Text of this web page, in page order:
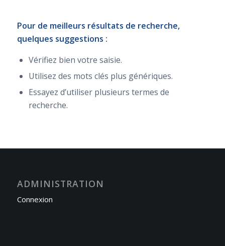
Pour de meilleurs résultats de recherche,
quelques suggestions :
Vérifiez bien votre saisie.
Utilisez des mots clés plus génériques.
Essayez d’utiliser plusieurs termes de
recherche.
ADMINISTRATION
Connexion